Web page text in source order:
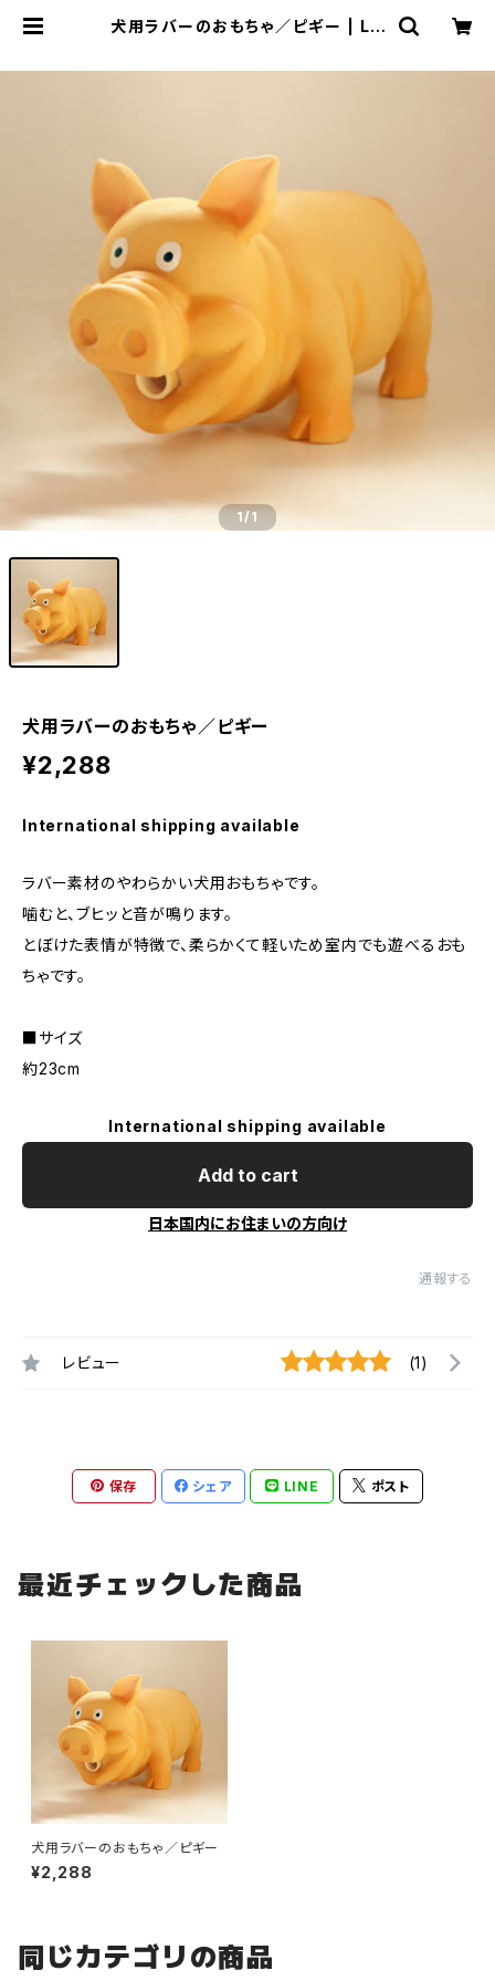
犬用ラバーのおもちゃ／ピギー | LO
1/1
犬用ラバーのおもちゃ／ピギー
¥2,288
International shipping available
ラバー素材のやわらかい犬用おもちゃです。
噛むと、ブヒッと音が鳴ります。
とぼけた表情が特徴で、柔らかくて軽いため室内でも遊べるおも
ちゃです。
■サイズ
約23cm
International shipping available
Add to cart
日本国内にお住まいの方向け
通報する
レビュー (1)
保存 シェア LINE ポスト
最近チェックした商品
犬用ラバーのおもちゃ／ピギー
¥2,288
同じカテゴリの商品